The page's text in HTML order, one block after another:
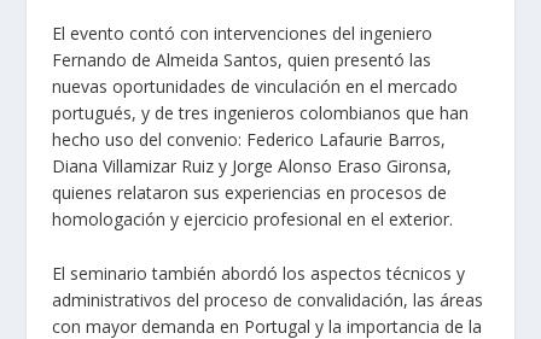
El evento contó con intervenciones del ingeniero
Fernando de Almeida Santos, quien presentó las
nuevas oportunidades de vinculación en el mercado
portugués, y de tres ingenieros colombianos que han
hecho uso del convenio: Federico Lafaurie Barros,
Diana Villamizar Ruiz y Jorge Alonso Eraso Gironsa,
quienes relataron sus experiencias en procesos de
homologación y ejercicio profesional en el exterior.
El seminario también abordó los aspectos técnicos y
administrativos del proceso de convalidación, las áreas
con mayor demanda en Portugal y la importancia de la